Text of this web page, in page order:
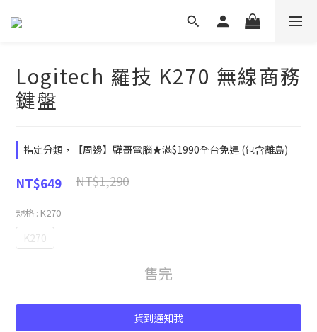
Logitech 羅技 K270 無線商務
鍵盤
指定分類，【周邊】驊哥電腦★滿$1990全台免運 (包含離島)
NT$1,290
NT$649
規格 : K270
K270
售完
貨到通知我